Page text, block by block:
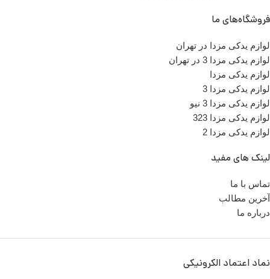
فروشگاه‌های ما
لوازم یدکی مزدا در تهران
لوازم یدکی مزدا 3 در تهران
لوازم یدکی مزدا
لوازم یدکی مزدا 3
لوازم یدکی مزدا 3 نیو
لوازم یدکی مزدا 323
لوازم یدکی مزدا 2
لینک های مفید
تماس با ما
آخرین مطالب
درباره ما
نماد اعتماد الکرونیکی